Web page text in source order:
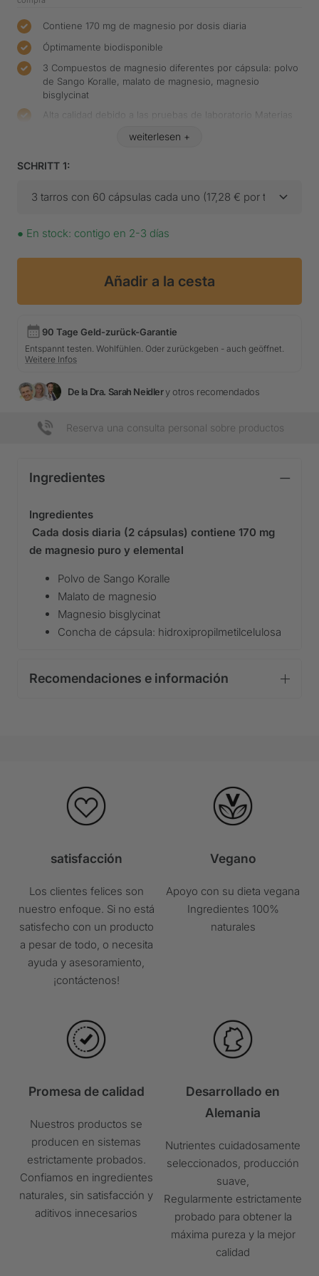
Contiene 170 mg de magnesio por dosis diaria
Óptimamente biodisponible
3 Compuestos de magnesio diferentes por cápsula: polvo
de Sango Koralle, malato de magnesio, magnesio
bisglycinat
Alta calidad debido a las pruebas de laboratorio Materias
SCHRITT 1:
3 tarros con 60 cápsulas cada uno (17,28 € por tarro) -
● En stock: contigo en 2-3 días
Añadir a la cesta
90 Tage Geld-zurück-Garantie
Entspannt testen. Wohlfühlen. Oder zurückgeben - auch geöffnet.
Weitere Infos
De la Dra. Sarah Neidlery otros recomendados
Reserva una consulta personal sobre productos
Ingredientes
Ingredientes
Cada dosis diaria (2 cápsulas) contiene 170 mg
de magnesio puro y elemental
Polvo de Sango Koralle
Malato de magnesio
Magnesio bisglycinat
Concha de cápsula: hidroxipropilmetilcelulosa
Recomendaciones e información
Para una alimentación equilibrada y variada y
saludable
El monto del consumo diario recomendado no
debe excederse.
Almacenar fuera de la variedad de niños
pequeños
Para cantidades más grandes, le pedimos que use
las condiciones en la siguiente dirección de
correo electrónico:
service@viktilabs.de
de contactopara contactar.
satisfacción
Los clientes felices son
nuestro enfoque. Si no está
satisfecho con un producto
a pesar de todo, o necesita
ayuda y asesoramiento,
¡contáctenos!
Vegano
Apoyo con su dieta vegana
Ingredientes 100%
naturales
Promesa de calidad
Nuestros productos se
producen en sistemas
estrictamente probados.
Confiamos en ingredientes
naturales, sin satisfacción y
aditivos innecesarios
Desarrollado en
Alemania
Nutrientes cuidadosamente
seleccionados, producción
suave,
Regularmente estrictamente
probado para obtener la
máxima pureza y la mejor
calidad